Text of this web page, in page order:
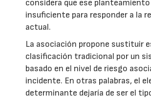
considera que ese
insuficiente para responder a la
actual.
La asociación propone sustituir
clasificación tradicional por un
basado en el nivel de riesgo
incidente. En otras palabras, el
determinante dejaría de ser el